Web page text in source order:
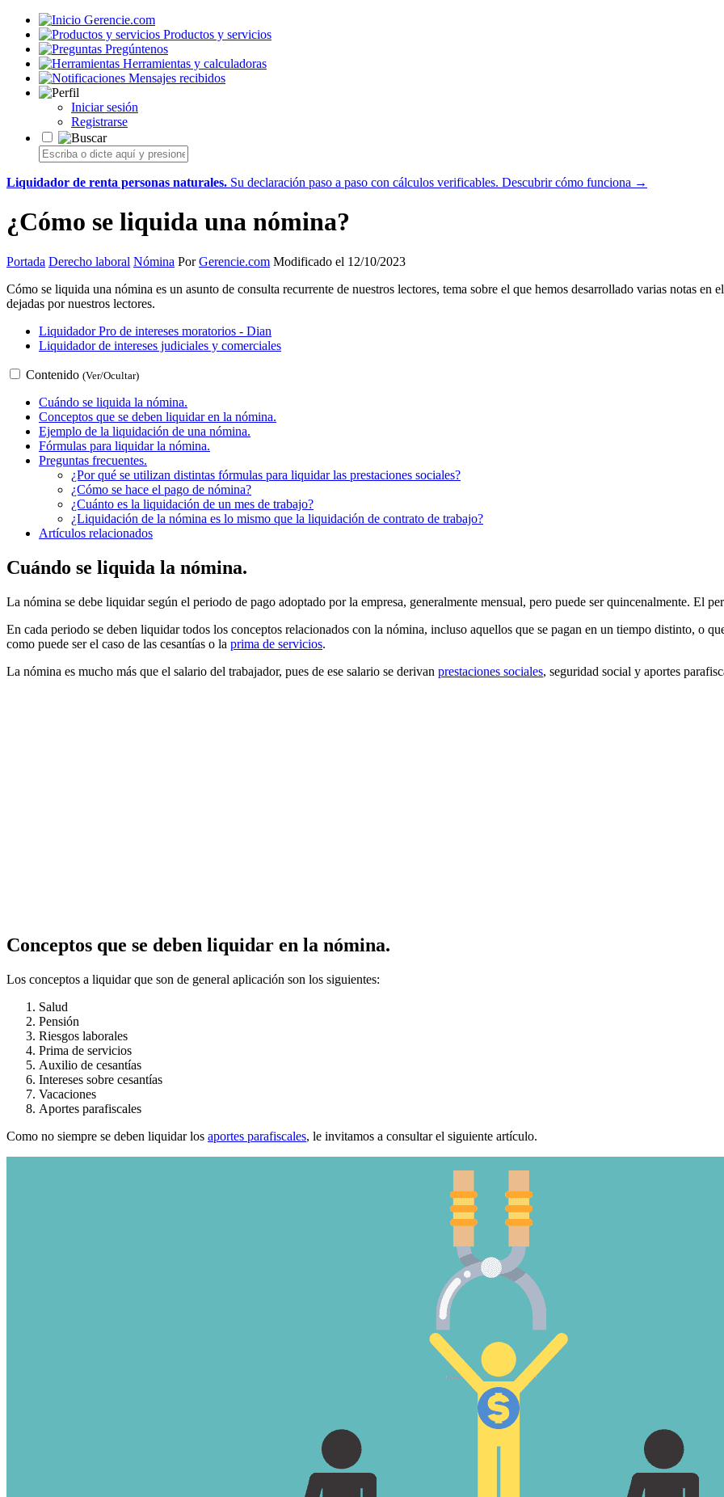
Gerencie.com
Productos y servicios
Pregúntenos
Herramientas y calculadoras
Mensajes recibidos
Iniciar sesión
Registrarse
Liquidador de renta personas naturales. Su declaración paso a paso con cálculos verificables. Descubrir cómo funciona →
¿Cómo se liquida una nómina?
Portada Derecho laboral Nómina PorGerencie.com Modificado el 12/10/2023
Cómo se liquida una nómina es un asunto de consulta recurrente de nuestros lectores, tema sobre el que hemos desarrollado varias notas en
dejadas por nuestros lectores.
Liquidador Pro de intereses moratorios - Dian
Liquidador de intereses judiciales y comerciales
Contenido (Ver/Ocultar)
Cuándo se liquida la nómina.
Conceptos que se deben liquidar en la nómina.
Ejemplo de la liquidación de una nómina.
Fórmulas para liquidar la nómina.
Preguntas frecuentes.
¿Por qué se utilizan distintas fórmulas para liquidar las prestaciones sociales?
¿Cómo se hace el pago de nómina?
¿Cuánto es la liquidación de un mes de trabajo?
¿Liquidación de la nómina es lo mismo que la liquidación de contrato de trabajo?
Artículos relacionados
Cuándo se liquida la nómina.
La nómina se debe liquidar según el periodo de pago adoptado por la empresa, generalmente mensual, pero puede ser quincenalmente. El
En cada periodo se deben liquidar todos los conceptos relacionados con la nómina, incluso aquellos que se pagan en un tiempo distinto, o
como puede ser el caso de las cesantías o la prima de servicios.
La nómina es mucho más que el salario del trabajador, pues de ese salario se derivan prestaciones sociales, seguridad social y aportes
Conceptos que se deben liquidar en la nómina.
Los conceptos a liquidar que son de general aplicación son los siguientes:
Salud
Pensión
Riesgos laborales
Prima de servicios
Auxilio de cesantías
Intereses sobre cesantías
Vacaciones
Aportes parafiscales
Como no siempre se deben liquidar los aportes parafiscales, le invitamos a consultar el siguiente artículo.